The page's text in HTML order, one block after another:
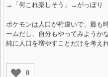
→「何これ楽しそう」→がっぽり
ポケモンは人口が桁違いで、最も
ームだし、自分もやってみようか
純に人口を増やすことだけを考え
0